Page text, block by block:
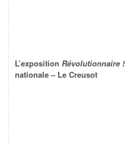
L’exposition Révolutionnaire !
nationale – Le Creusot